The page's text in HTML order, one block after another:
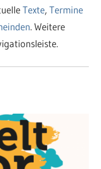
Texte,Termine
. Weitere